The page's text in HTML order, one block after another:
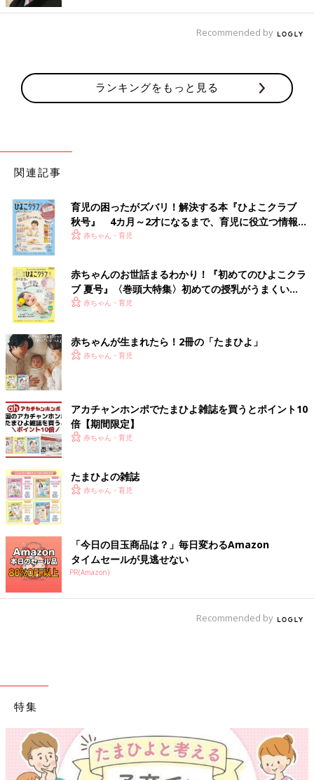
Recommended by
ランキングをもっと見る
関連記事
育児の困ったがズバリ！解決する本『ひよこクラブ
秋号』 4カ月～2才になるまで、育児に役立つ情報が
いっぱい！
赤ちゃん・育児
赤ちゃんのお世話まるわかり！『初めてのひよこクラ
ブ 夏号』〈巻頭大特集〉初めての授乳がうまくい
く！ おっぱい・ミルクの基本と夏のトラブル 解決テ
赤ちゃん・育児
赤ちゃんが生まれたら！2冊の「たまひよ」
赤ちゃん・育児
アカチャンホンポでたまひよ雑誌を買うとポイント10
倍【期間限定】
赤ちゃん・育児
たまひよの雑誌
赤ちゃん・育児
「今日の目玉商品は？」毎日変わるAmazon
タイムセールが見逃せない
PR(Amazon)
Recommended by
特集
【ワクチン接種できるものも】妊婦の感染症対策